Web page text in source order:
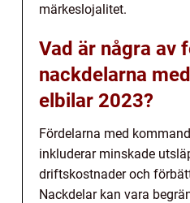
märkeslojalitet.
Vad är några av
nackdelarna
elbilar 2023?
Fördelarna med
inkluderar minskade
driftskostnader och
Nackdelar kan vara